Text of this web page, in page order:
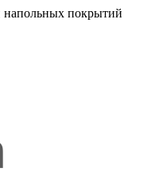
напольных покрытий